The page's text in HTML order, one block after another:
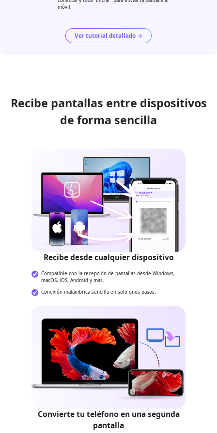
móvil.
Ver tutorial detallado →
Recibe pantallas entre dispositivos
de forma sencilla
Recibe desde cualquier dispositivo
Compatible con la recepción de pantallas desde Windows,
macOS, iOS, Android y más.
Conexión inalámbrica sencilla en solo unos pasos.
Convierte tu teléfono en una segunda
pantalla